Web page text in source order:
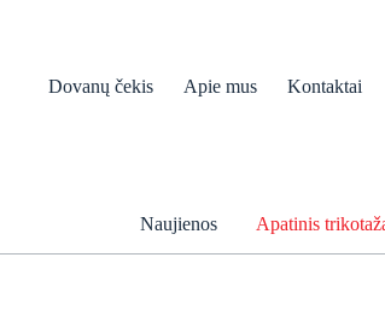
Dovanų čekis
Apie mus Kontaktai
Naujienos Apatinis